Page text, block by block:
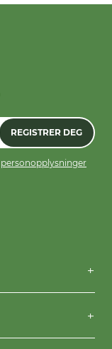
REGISTRER DEG
personopplysninger